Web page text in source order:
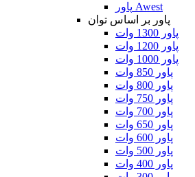
پاور Awest
پاور بر اساس توان
پاور 1300 وات
پاور 1200 وات
پاور 1000 وات
پاور 850 وات
پاور 800 وات
پاور 750 وات
پاور 700 وات
پاور 650 وات
پاور 600 وات
پاور 500 وات
پاور 400 وات